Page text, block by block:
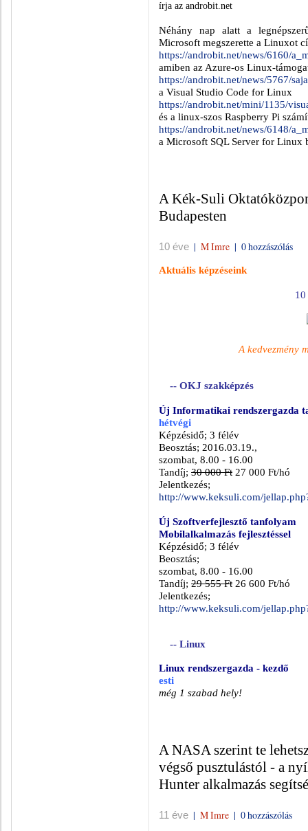
írja az androbit.net
Néhány nap alatt a
Microsoft megszerette a Linuxot
https://androbit.net/news/6160/
amiben az Azure-os Linux-
https://androbit.net/news/5767/
a Visual Studio Code for Linux
https://androbit.net/mini/1135/
és a linux-szos Raspberry Pi
https://androbit.net/news/6148/
a Microsoft SQL Server for Linux
A Kék-Suli
Budapesten
10 éve | M Imre | 0 hozzászólás
Aktuális képzéseink
A kedvezmény
-- OKJ szakképzés
Új Informatikai rendszergazda
hétvégi
Képzésidő; 3 félév
Beosztás; 2016.03.19.,
szombat, 8.00 - 16.00
Tandíj; 30 000 Ft 27 000 Ft/hó
Jelentkezés;
http://www.keksuli.com/
Új Szoftverfejlesztő tanfolyam
Mobilalkalmazás fejlesztéssel
Képzésidő; 3 félév
Beosztás;
szombat, 8.00 - 16.00
Tandíj; 29 555 Ft 26 600 Ft/hó
Jelentkezés;
http://www.keksuli.com/
-- Linux
Linux rendszergazda - kezdő
esti
még 1 szabad hely!
A NASA szerint te
végső pusztulástól - a
Hunter alkalmazás
11 éve | M Imre | 0 hozzászólás